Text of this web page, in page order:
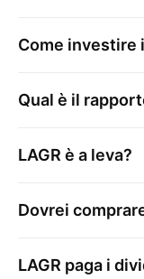
Come investire
Qual è il
LAGR è a leva?
Dovrei
LAGR paga i